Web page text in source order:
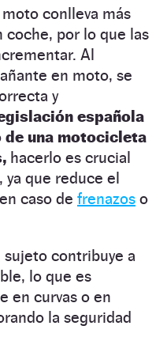
conlleva más
coche, por lo que las
Al
en moto, se
y
española
de una motocicleta
hacerlo es crucial
que reduce el
caso de frenazos o
contribuye a
lo que es
en curvas o en
la seguridad